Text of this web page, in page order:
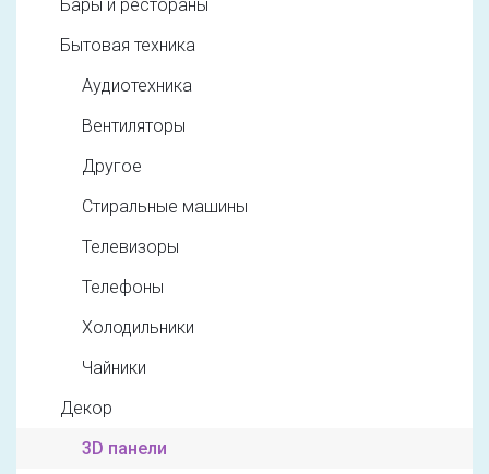
Бары и рестораны
Бытовая техника
Аудиотехника
Вентиляторы
Другое
Стиральные машины
Телевизоры
Телефоны
Холодильники
Чайники
Декор
3D панели